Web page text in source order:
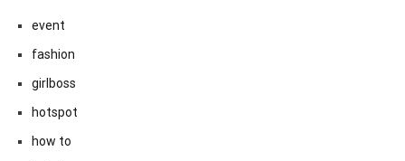
event
fashion
girlboss
hotspot
how to